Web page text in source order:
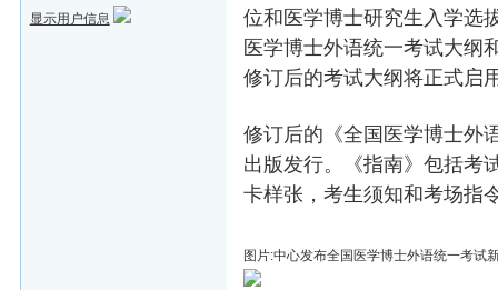
显示用户信息
位和医学博士研究生入学选
医学博士外语统一考试大纲
修订后的考试大纲将正式启
修订后的《全国医学博士外
出版发行。《指南》包括考
卡样张，考生须知和考场指
图片:中心发布全国医学博士外语统一考试